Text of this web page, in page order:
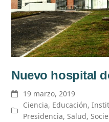
Nuevo hospital
19 marzo, 2019
Ciencia, Educación,
Presidencia,Salud,